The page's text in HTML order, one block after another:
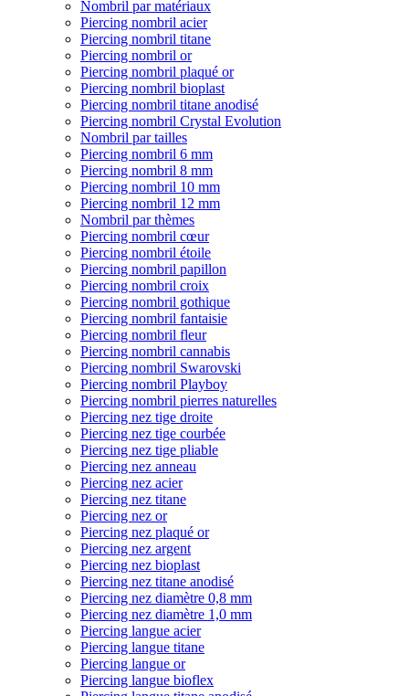
Nombril par matériaux
Piercing nombril acier
Piercing nombril titane
Piercing nombril or
Piercing nombril plaqué or
Piercing nombril bioplast
Piercing nombril titane anodisé
Piercing nombril Crystal Evolution
Nombril par tailles
Piercing nombril 6 mm
Piercing nombril 8 mm
Piercing nombril 10 mm
Piercing nombril 12 mm
Nombril par thèmes
Piercing nombril cœur
Piercing nombril étoile
Piercing nombril papillon
Piercing nombril croix
Piercing nombril gothique
Piercing nombril fantaisie
Piercing nombril fleur
Piercing nombril cannabis
Piercing nombril Swarovski
Piercing nombril Playboy
Piercing nombril pierres naturelles
Piercing nez tige droite
Piercing nez tige courbée
Piercing nez tige pliable
Piercing nez anneau
Piercing nez acier
Piercing nez titane
Piercing nez or
Piercing nez plaqué or
Piercing nez argent
Piercing nez bioplast
Piercing nez titane anodisé
Piercing nez diamètre 0,8 mm
Piercing nez diamètre 1,0 mm
Piercing langue acier
Piercing langue titane
Piercing langue or
Piercing langue bioflex